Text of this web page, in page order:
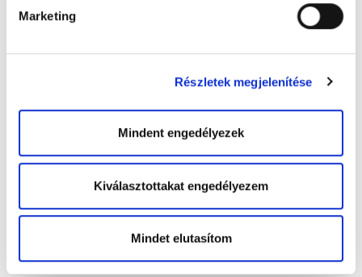
Marketing
Részletek megjelenítése
Mindent engedélyezek
Kiválasztottakat engedélyezem
Mindet elutasítom